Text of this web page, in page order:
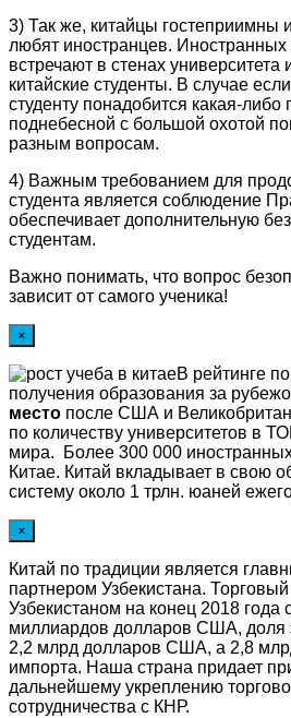
3) Так же, китайцы гостеприимны
любят иностранцев. Иностранных
встречают в стенах университета
китайские студенты. В случае
студенту понадобится какая-
поднебесной с большой охотой
разным вопросам.
4) Важным требованием для
студента является соблюдение
обеспечивает дополнительную
студентам.
Важно понимать, что вопрос
зависит от самого ученика!
×
В рейтинге
получения образования за
место после США и
по количеству университетов в
мира. Более 300 000 иностранных
Китае. Китай вкладывает в свою
систему около 1 трлн. юаней
×
Китай по традиции является
партнером Узбекистана.
Узбекистаном на конец 2018 года
миллиардов долларов США, доля
2,2 млрд долларов США, а 2,8
импорта. Наша страна придает
дальнейшему укреплению
сотрудничества с КНР.